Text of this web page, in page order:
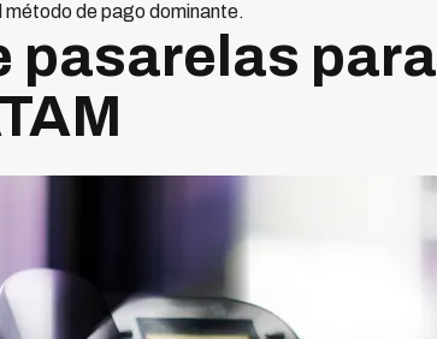
de pago dominante.
pasarelas para